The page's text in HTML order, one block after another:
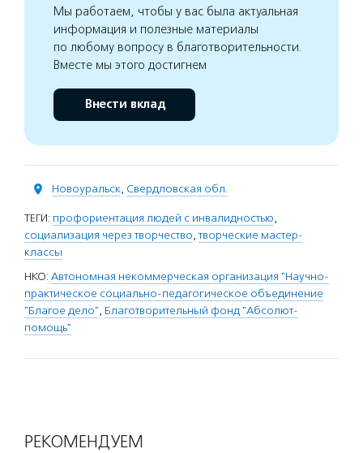
Мы работаем, чтобы у вас была актуальная
информация и полезные материалы
по любому вопросу в благотворительности.
Вместе мы этого достигнем
Внести вклад
Новоуральск, Свердловская обл.
ТЕГИ: профориентация людей с инвалидностью,
социализация через творчество,творческие мастер-
классы
НКО: Автономная некоммерческая организация "Научно-
практическое социально-педагогическое объединение
"Благое дело", Благотворительный фонд "Абсолют-
помощь"
РЕКОМЕНДУЕМ